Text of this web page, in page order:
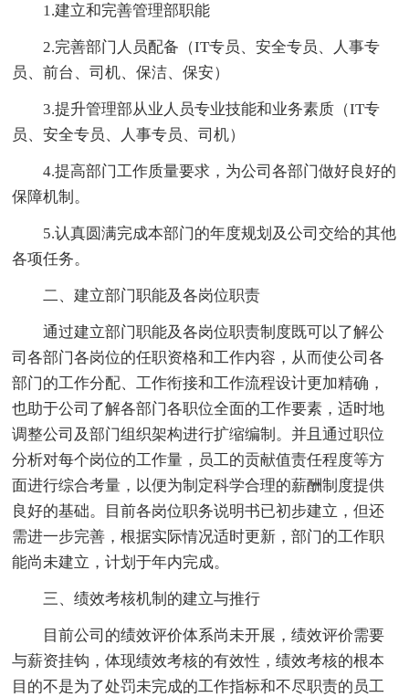
1.建立和完善管理部职能
2.完善部门人员配备（IT专员、安全专员、人事专
员、前台、司机、保洁、保安）
3.提升管理部从业人员专业技能和业务素质（IT专
员、安全专员、人事专员、司机）
4.提高部门工作质量要求，为公司各部门做好良好的
保障机制。
5.认真圆满完成本部门的年度规划及公司交给的其他
各项任务。
二、建立部门职能及各岗位职责
通过建立部门职能及各岗位职责制度既可以了解公
司各部门各岗位的任职资格和工作内容，从而使公司各
部门的工作分配、工作衔接和工作流程设计更加精确，
也助于公司了解各部门各职位全面的工作要素，适时地
调整公司及部门组织架构进行扩缩编制。并且通过职位
分析对每个岗位的工作量，员工的贡献值责任程度等方
面进行综合考量，以便为制定科学合理的薪酬制度提供
良好的基础。目前各岗位职务说明书已初步建立，但还
需进一步完善，根据实际情况适时更新，部门的工作职
能尚未建立，计划于年内完成。
三、绩效考核机制的建立与推行
目前公司的绩效评价体系尚未开展，绩效评价需要
与薪资挂钩，体现绩效考核的有效性，绩效考核的根本
目的不是为了处罚未完成的工作指标和不尽职责的员工